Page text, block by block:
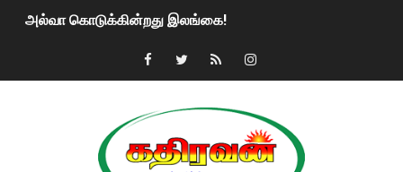
அல்வா கொடுக்கின்றது இலங்கை!
2ஆம் நாள் உக்ரைன் யுத்தம்!! எங்களைத் தனிமையில்
மகிந்த ராஜபக்சே பதவி விலக திட்டம்?